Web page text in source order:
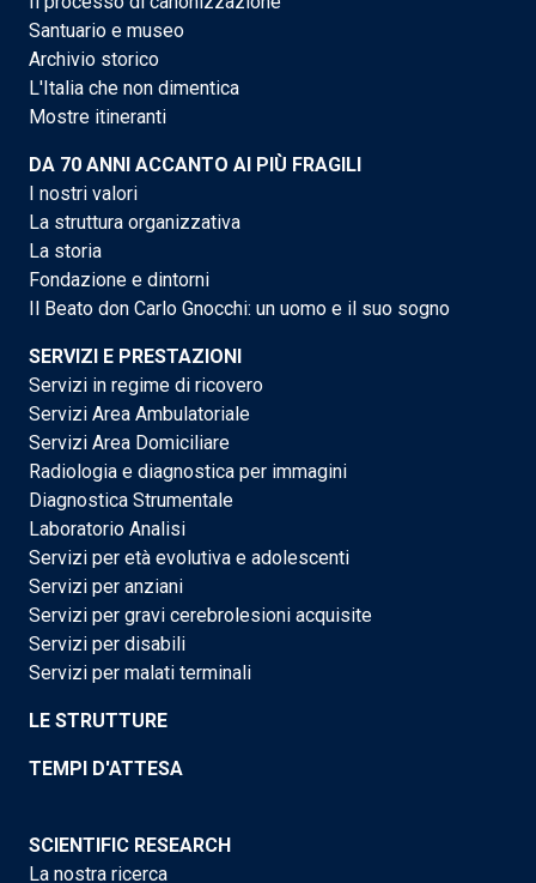
Santuario e museo
Archivio storico
L'Italia che non dimentica
Mostre itineranti
DA 70 ANNI ACCANTO AI PIÙ FRAGILI
I nostri valori
La struttura organizzativa
La storia
Fondazione e dintorni
Il Beato don Carlo Gnocchi: un uomo e il suo sogno
SERVIZI E PRESTAZIONI
Servizi in regime di ricovero
Servizi Area Ambulatoriale
Servizi Area Domiciliare
Radiologia e diagnostica per immagini
Diagnostica Strumentale
Laboratorio Analisi
Servizi per età evolutiva e adolescenti
Servizi per anziani
Servizi per gravi cerebrolesioni acquisite
Servizi per disabili
Servizi per malati terminali
LE STRUTTURE
TEMPI D'ATTESA
SCIENTIFIC RESEARCH
La nostra ricerca